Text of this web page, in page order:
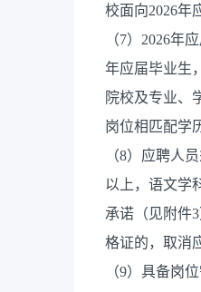
校面向2026年
（7）2026年
年应届毕业生
院校及专业、
岗位相匹配学
（8）应聘人
以上，语文学
承诺（见附件
格证的，取消
（9）具备岗